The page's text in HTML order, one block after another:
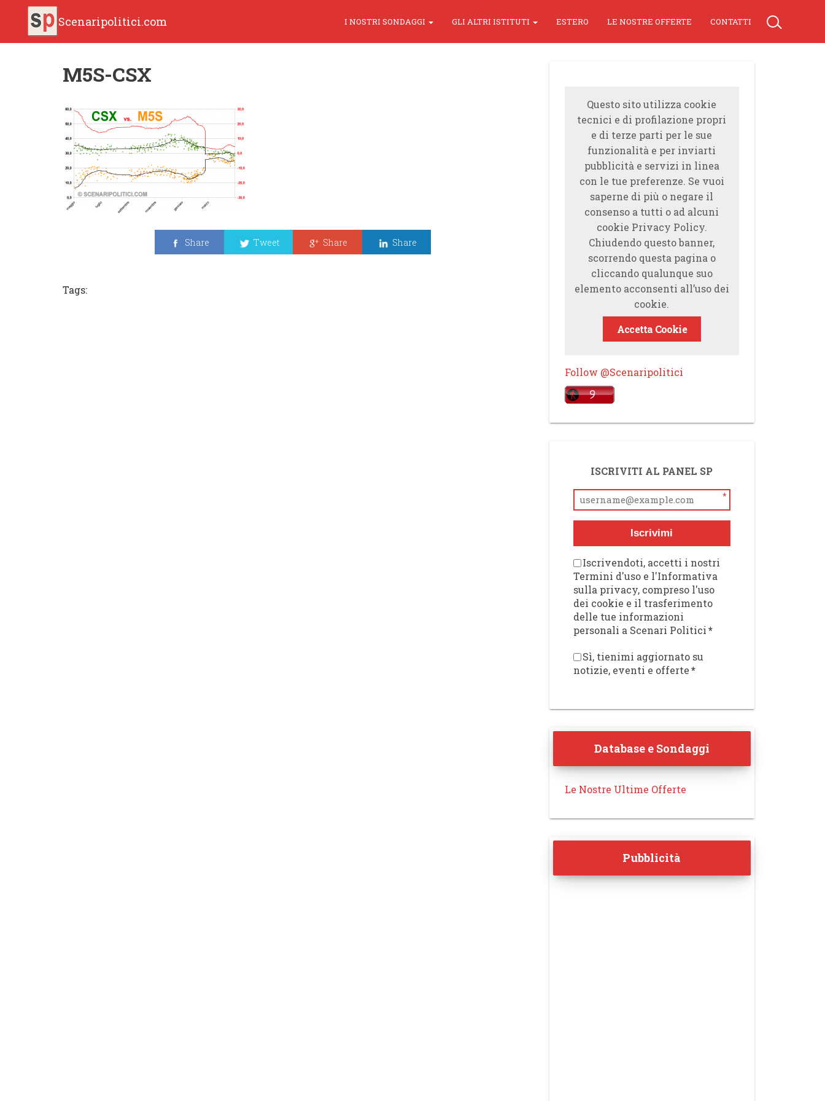
Scenaripolitici.com I NOSTRI SONDAGGI GLI ALTRI ISTITUTI ESTERO LE NOSTRE OFFERTE CONTATTI
M5S-CSX
Share Tweet Share Share
Tags:
Questo sito utilizza cookie
tecnici e di profilazione propri
e di terze parti per le sue
funzionalità e per inviarti
pubblicità e servizi in linea
con le tue preferenze. Se vuoi
saperne di più o negare il
consenso a tutti o ad alcuni
cookie Privacy Policy.
Chiudendo questo banner,
scorrendo questa pagina o
cliccando qualunque suo
elemento acconsenti all’uso dei
cookie.
Accetta Cookie
Follow @Scenaripolitici
ISCRIVITI AL PANEL SP
*
Iscrivimi
Iscrivendoti, accetti i nostri
Termini d'uso e l'Informativa
sulla privacy, compreso l'uso
dei cookie e il trasferimento
delle tue informazioni
personali a Scenari Politici*
Sì, tienimi aggiornato su
notizie, eventi e offerte*
Database e Sondaggi
Le Nostre Ultime Offerte
Pubblicità